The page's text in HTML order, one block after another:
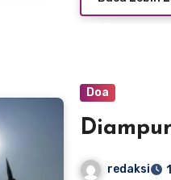
Doa
redaksi